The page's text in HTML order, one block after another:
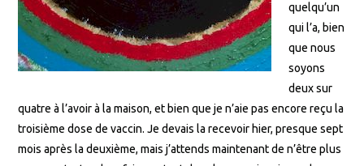
quelqu’un
qui l’a, bien
que nous
soyons
deux sur
quatre à l’avoir à la maison, et bien que je n’aie pas encore reçu la
troisième dose de vaccin. Je devais la recevoir hier, presque sept
mois après la deuxième, mais j’attends maintenant de n’être plus